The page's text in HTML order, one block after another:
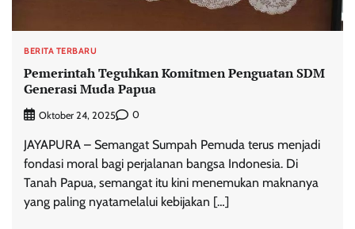
BERITA TERBARU
Pemerintah Teguhkan Komitmen Penguatan SDM
Generasi Muda Papua
Oktober 24, 2025 0
JAYAPURA – Semangat Sumpah Pemuda terus menjadi
fondasi moral bagi perjalanan bangsa Indonesia. Di
Tanah Papua, semangat itu kini menemukan maknanya
yang paling nyatamelalui kebijakan […]